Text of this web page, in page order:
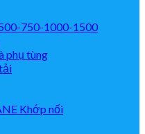
750-1000-1500
phụ tùng
Khớp nối